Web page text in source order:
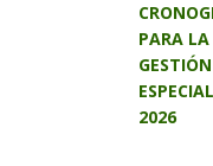
PARA LA
2026